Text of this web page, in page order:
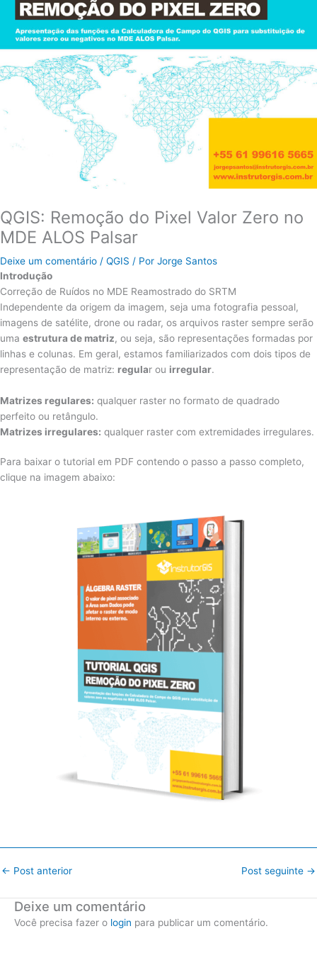
QGIS: Remoção do Pixel Valor Zero no
MDE ALOS Palsar
Deixe um comentário / QGIS / Por Jorge Santos
Introdução
Correção de Ruídos no MDE Reamostrado do SRTM
Independente da origem da imagem, seja uma fotografia pessoal,
imagens de satélite, drone ou radar, os arquivos raster sempre serão
uma estrutura de matriz, ou seja, são representações formadas por
linhas e colunas. Em geral, estamos familiarizados com dois tipos de
representação de matriz: regular ou irregular.
Matrizes regulares: qualquer raster no formato de quadrado
perfeito ou retângulo.
Matrizes irregulares: qualquer raster com extremidades irregulares.
Para baixar o tutorial em PDF contendo o passo a passo completo,
clique na imagem abaixo:
← Post anterior Post seguinte →
Deixe um comentário
Você precisa fazer o login para publicar um comentário.